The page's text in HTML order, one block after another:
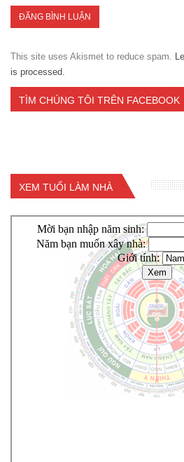
This site uses Akismet to reduce spam.
is processed.
TÌM CHÚNG TÔI TRÊN FACEBOOK
XEM TUỔI LÀM NHÀ